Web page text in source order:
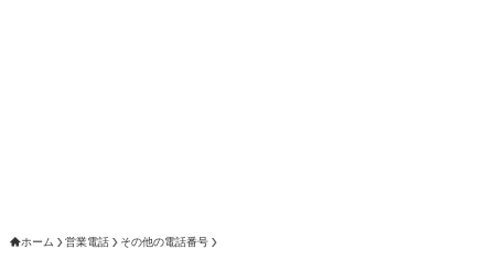
ホーム 営業電話 その他の電話番号